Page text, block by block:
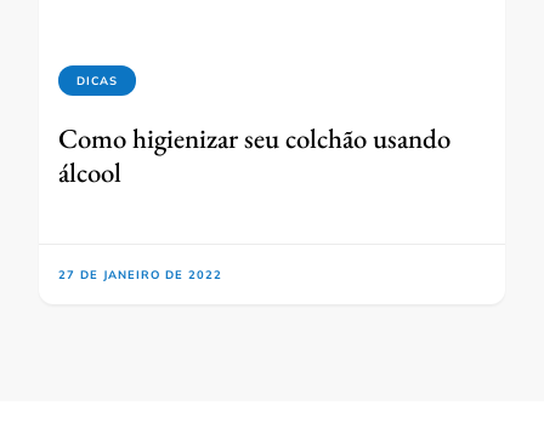
DICAS
Como higienizar seu colchão usando
álcool
27 DE JANEIRO DE 2022